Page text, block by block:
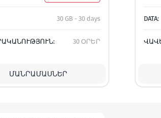
30 GB - 30 days
30 ՕՐԵՐ
ՄԱՆՐԱՄԱՍՆԵՐ
DATA: